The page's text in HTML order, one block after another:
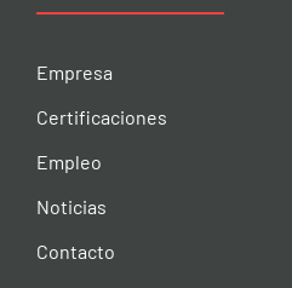
Empresa
Certificaciones
Empleo
Noticias
Contacto